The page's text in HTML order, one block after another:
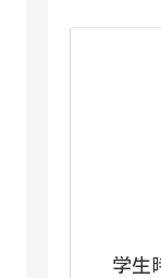
学生